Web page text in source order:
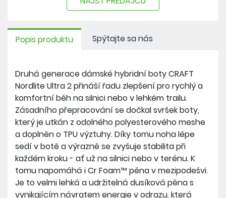
Výška tlumení ve špičce: 33 mm
Cr Foam™ je ultralehká a udržitelná dusíková
která poskytuje příjemný pocit a vysoký komfort
na jakémkoliv povrchu.
Pěna je vyrobena technologií šetrnou k životnímu
prostředí, která zahrnuje netoxický proces bez
chemických přísad do základního materiálu.
Jednotlivé složky jsou vstřikovány pod vysokou
teplotou a tlakem, čímž zlepšují vlastnosti pěny.
Výsledkem je vysoce výkonná pěna ohleduplná
k přírodě.
Popis produktu Spýtajte sa nás
Druhá generace dámské hybridní boty CRAFT
Nordlite Ultra 2 přináší řadu zlepšení pro rychlý a
komfortní běh na silnici nebo v lehkém trailu.
Zásadního přepracování se dočkal svršek boty,
který je utkán z odolného polyesterového meshe
a doplněn o TPU výztuhy. Díky tomu noha lépe
sedí v botě a výrazně se zvyšuje stabilita při
každém kroku - ať už na silnici nebo v terénu. K
tomu napomáhá i Cr Foam™ pěna v mezipodešvi.
Je to velmi lehká a udržitelná dusíková pěna s
vynikajícím návratem energie v odrazu, která